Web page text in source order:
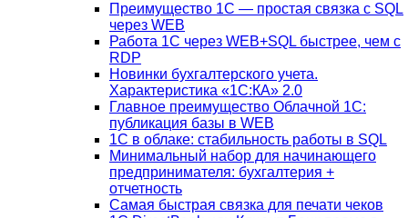
Преимущество 1С — простая связка с SQL
через WEB
Работа 1С через WEB+SQL быстрее, чем с
RDP
Новинки бухгалтерского учета.
Характеристика «1С:КА» 2.0
Главное преимущество Облачной 1С:
публикация базы в WEB
1С в облаке: стабильность работы в SQL
Минимальный набор для начинающего
предпринимателя: бухгалтерия +
отчетность
Самая быстрая связка для печати чеков